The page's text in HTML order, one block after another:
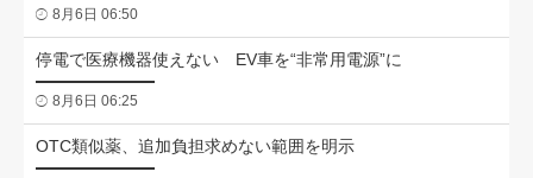
8月6日 06:50
停電で医療機器使えない EV車を“非常用電源”に
8月6日 06:25
OTC類似薬、追加負担求めない範囲を明示